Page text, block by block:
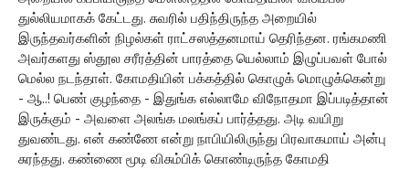
துல்லியமாகக் கேட்டது. சுவரில் பதிந்திருந்த அறையில்
இருந்தவர்களின் நிழல்கள் ராட்சஸத்தனமாய் தெரிந்தன. ரங்கமணி
அவர்களது ஸ்தூல சரீரத்தின் பாரத்தை யெல்லாம் இழுப்பவள் போல்
மெல்ல நடந்தாள். கோமதியின் பக்கத்தில் கொழுக் மொழுக்கென்று
- ஆ..! பெண் குழந்தை - இதுங்க எல்லாமே விநோதமா இப்படித்தான்
இருக்கும் - அவளை அலங்க மலங்கப் பார்த்தது. அடி வயிறு
துவண்டது. என் கண்ணே என்று நாபியிலிருந்து பிரவாகமாய் அன்பு
சுரந்தது. கண்ணை மூடி விசும்பிக் கொண்டிருந்த கோமதி